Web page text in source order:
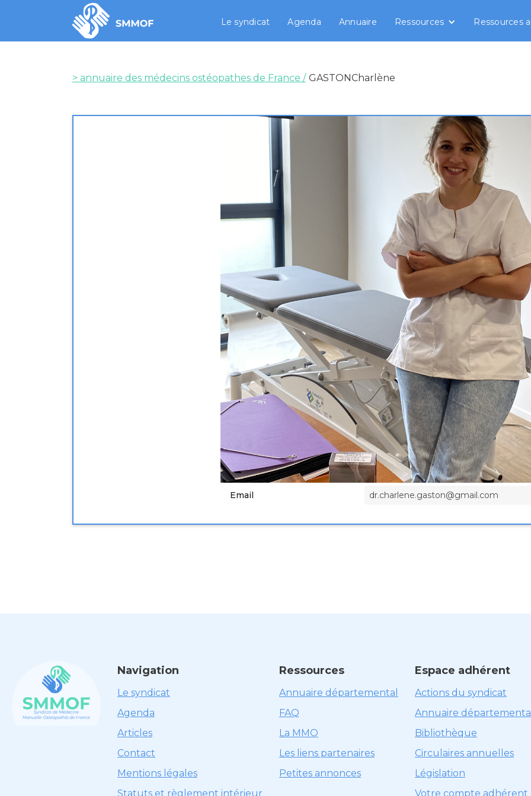
Le syndicat Agenda Annuaire Ressources Ressources
> annuaire des médecins ostéopathes de France / GASTONCharlène
GASTON
Exercice :
Médecine générale
Médecine du sport
Diplome :
Toulouse
2020
Adresse professionnelle
6 Chein de
Limayrac
31500
Téléphone
786302417
Email
dr.charlene.gaston@gmail.com
Navigation
Le syndicat
Agenda
Articles
Contact
Mentions légales
Statuts et règlement intérieur
Ressources
Annuaire départemental
FAQ
La MMO
Les liens partenaires
Petites annonces
Espace adhérent
Actions du syndicat
Annuaire
Bibliothèque
Circulaires annuelles
Législation
Votre compte adhérent